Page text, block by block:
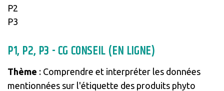
P2
P3
P1, P2, P3 - CG CONSEIL (EN LIGNE)
Thème : Comprendre et interpréter les données
mentionnées sur l'étiquette des produits phyto